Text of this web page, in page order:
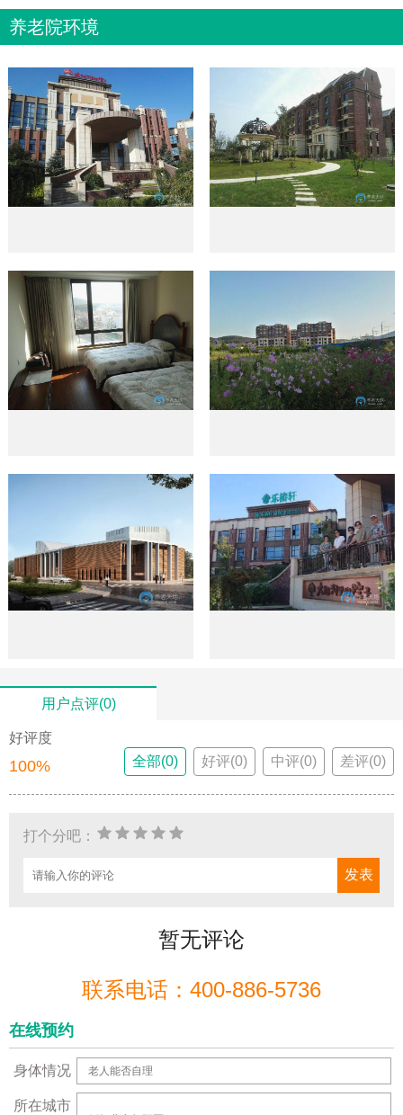
养老院环境
用户点评(0)
好评度
100% 全部(0) 好评(0) 中评(0) 差评(0)
打个分吧：
暂无评论
联系电话：400-886-5736
在线预约
身体情况
所在城市